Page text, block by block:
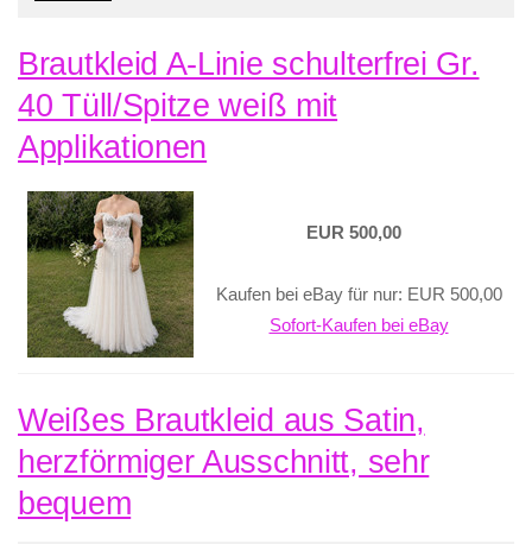
Brautkleid A-Linie schulterfrei Gr.
40 Tüll/Spitze weiß mit
Applikationen
EUR 500,00
Kaufen bei eBay für nur: EUR 500,00
Sofort-Kaufen bei eBay
Weißes Brautkleid aus Satin,
herzförmiger Ausschnitt, sehr
bequem